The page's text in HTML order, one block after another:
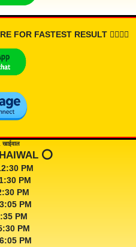
FOR FASTEST RESULT 👇🏾👇🏾
⭕️
PM
PM
PM
3:05 PM
PM
PM
6:05 PM